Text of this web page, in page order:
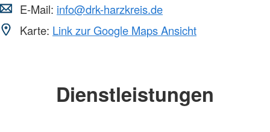
E-Mail: info@drk-harzkreis.de
Karte: Link zur Google Maps Ansicht
Dienstleistungen